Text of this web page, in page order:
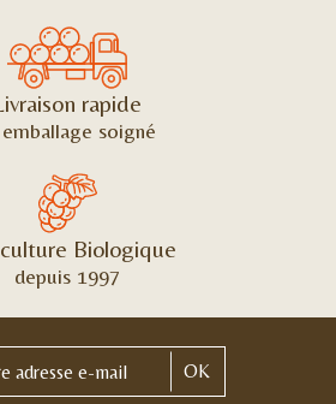
rapide
soigné
Biologique
depuis 1997
OK